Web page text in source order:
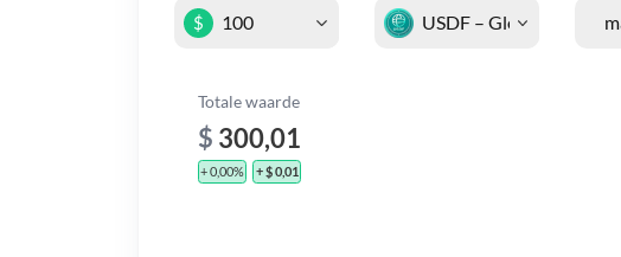
$
Totale waarde
$ 300,01
+ 0,00% + $ 0,01